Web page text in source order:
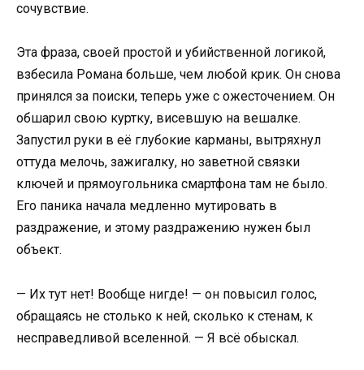
сочувствие.
Эта фраза, своей простой и убийственной логикой,
взбесила Романа больше, чем любой крик. Он снова
принялся за поиски, теперь уже с ожесточением. Он
обшарил свою куртку, висевшую на вешалке.
Запустил руки в её глубокие карманы, вытряхнул
оттуда мелочь, зажигалку, но заветной связки
ключей и прямоугольника смартфона там не было.
Его паника начала медленно мутировать в
раздражение, и этому раздражению нужен был
объект.
— Их тут нет! Вообще нигде! — он повысил голос,
обращаясь не столько к ней, сколько к стенам, к
несправедливой вселенной. — Я всё обыскал.